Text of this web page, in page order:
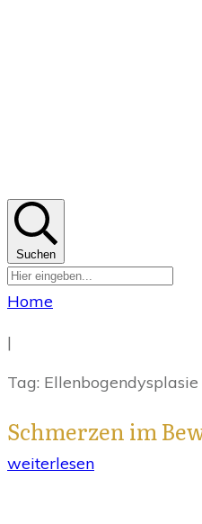
Suchen
Home
|
Tag: Ellenbogendysplasie
Schmerzen im
weiterlesen